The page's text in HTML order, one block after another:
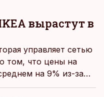
вырастут в
управляет сетью
том, что цены на
на 9% из-за
и сырье, пишет